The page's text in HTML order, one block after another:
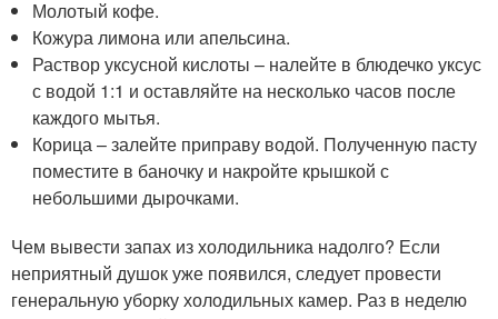
Молотый кофе.
Кожура лимона или апельсина.
Раствор уксусной кислоты – налейте в блюдечко уксус
с водой 1:1 и оставляйте на несколько часов после
каждого мытья.
Корица – залейте приправу водой. Полученную пасту
поместите в баночку и накройте крышкой с
небольшими дырочками.
Чем вывести запах из холодильника надолго? Если
неприятный душок уже появился, следует провести
генеральную уборку холодильных камер. Раз в неделю